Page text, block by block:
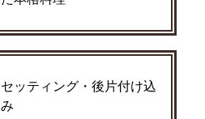
セッティング・後片付け込
み